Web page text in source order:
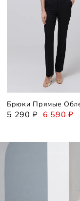
5 290 ₽ 6 590 ₽